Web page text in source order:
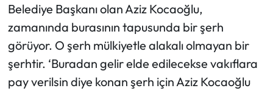
Belediye Başkanı olan Aziz Kocaoğlu,
zamanında burasının tapusunda bir şerh
görüyor. O şerh mülkiyetle alakalı olmayan bir
şerhtir. ‘Buradan gelir elde edilecekse vakıflara
pay verilsin diye konan şerh için Aziz Kocaoğlu